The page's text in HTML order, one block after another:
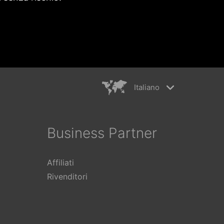
Italiano
繁體中文
Business Partner
Affiliati
Rivenditori